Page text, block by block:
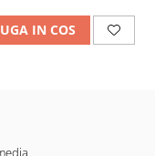
IN COS